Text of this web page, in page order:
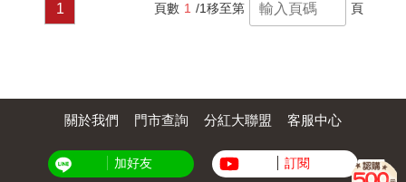
1 頁數 1 /1移至第 頁
關於我們 門市查詢 分紅大聯盟 客服中心
加好友 訂閱